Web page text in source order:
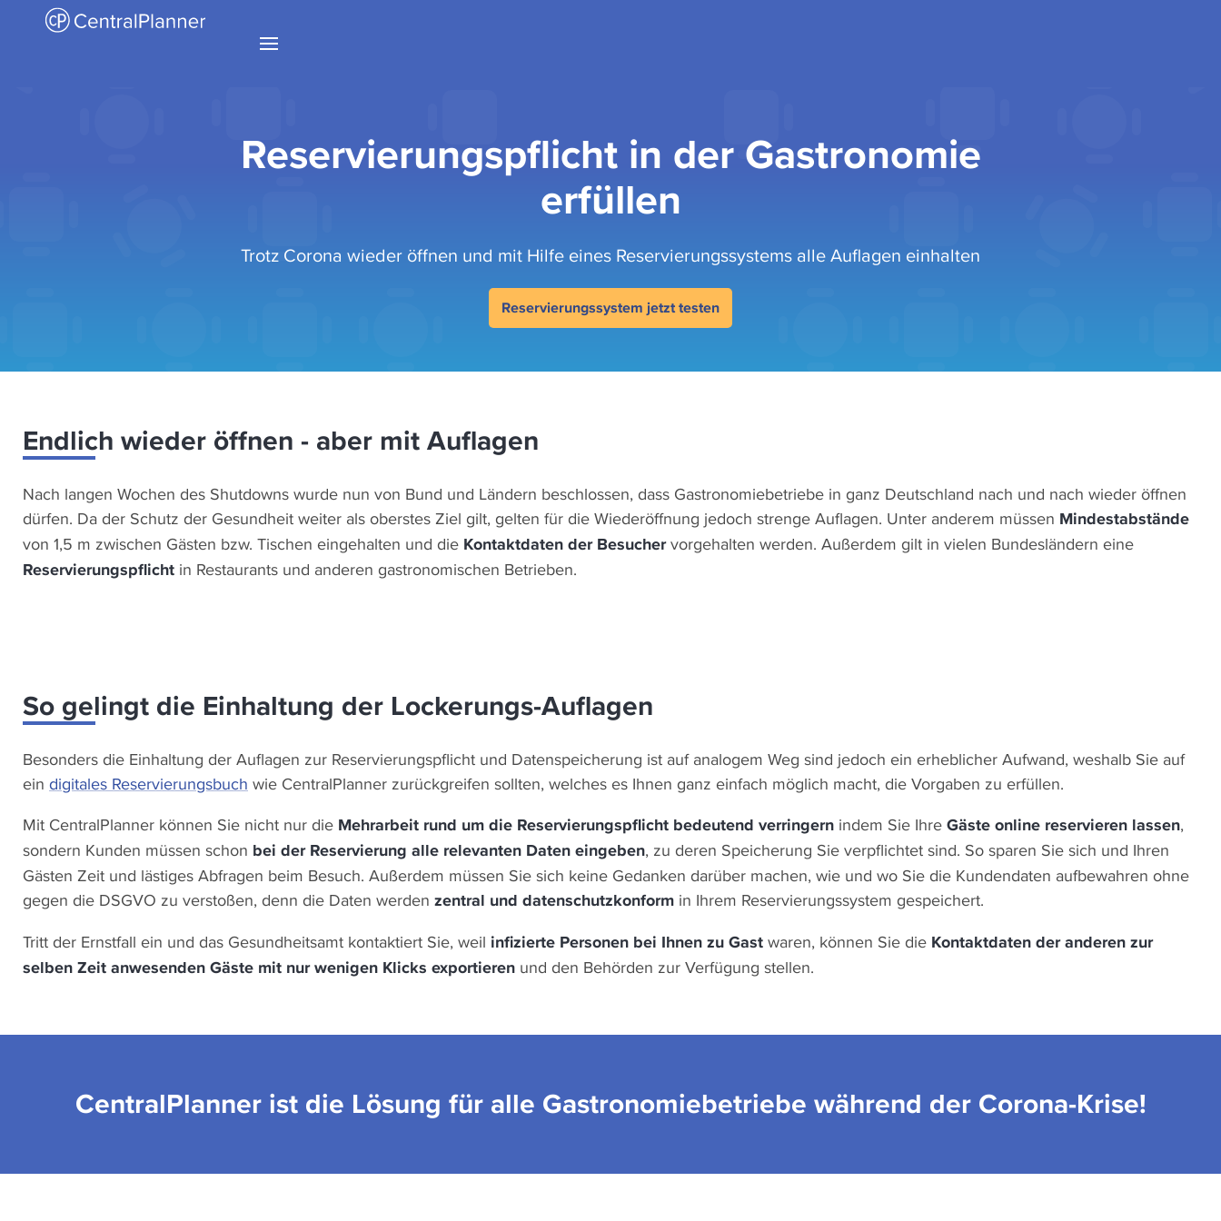
Reservierungspflicht in der Gastronomie
erfüllen
Trotz Corona wieder öffnen und mit Hilfe eines Reservierungssystems alle Auflagen einhalten
Reservierungssystem jetzt testen
Endlich wieder öffnen - aber mit Auflagen
Nach langen Wochen des Shutdowns wurde nun von Bund und Ländern beschlossen, dass Gastronomiebetriebe in ganz Deutschland nach und nach wieder öffnen
dürfen. Da der Schutz der Gesundheit weiter als oberstes Ziel gilt, gelten für die Wiederöffnung jedoch strenge Auflagen. Unter anderem müssen Mindestabstände
von 1,5 m zwischen Gästen bzw. Tischen eingehalten und die Kontaktdaten der Besuchervorgehalten werden. Außerdem gilt in vielen Bundesländern eine
Reservierungspflicht in Restaurants und anderen gastronomischen Betrieben.
So gelingt die Einhaltung der Lockerungs-Auflagen
Besonders die Einhaltung der Auflagen zur Reservierungspflicht und Datenspeicherung ist auf analogem Weg sind jedoch ein erheblicher Aufwand, weshalb Sie auf
ein digitales Reservierungsbuch wie CentralPlanner zurückgreifen sollten, welches es Ihnen ganz einfach möglich macht, die Vorgaben zu erfüllen.
Mit CentralPlanner können Sie nicht nur die Mehrarbeit rund um die Reservierungspflicht bedeutend verringern indem Sie Ihre Gäste online reservieren lassen,
sondern Kunden müssen schon bei der Reservierung alle relevanten Daten eingeben, zu deren Speicherung Sie verpflichtet sind. So sparen Sie sich und Ihren
Gästen Zeit und lästiges Abfragen beim Besuch. Außerdem müssen Sie sich keine Gedanken darüber machen, wie und wo Sie die Kundendaten aufbewahren ohne
gegen die DSGVO zu verstoßen, denn die Daten werden zentral und datenschutzkonform in Ihrem Reservierungssystem gespeichert.
Tritt der Ernstfall ein und das Gesundheitsamt kontaktiert Sie, weil infizierte Personen bei Ihnen zu Gast waren, können Sie die Kontaktdaten der anderen zur
selben Zeit anwesenden Gäste mit nur wenigen Klicks exportieren und den Behörden zur Verfügung stellen.
CentralPlanner ist die Lösung für alle Gastronomiebetriebe während der Corona-Krise!